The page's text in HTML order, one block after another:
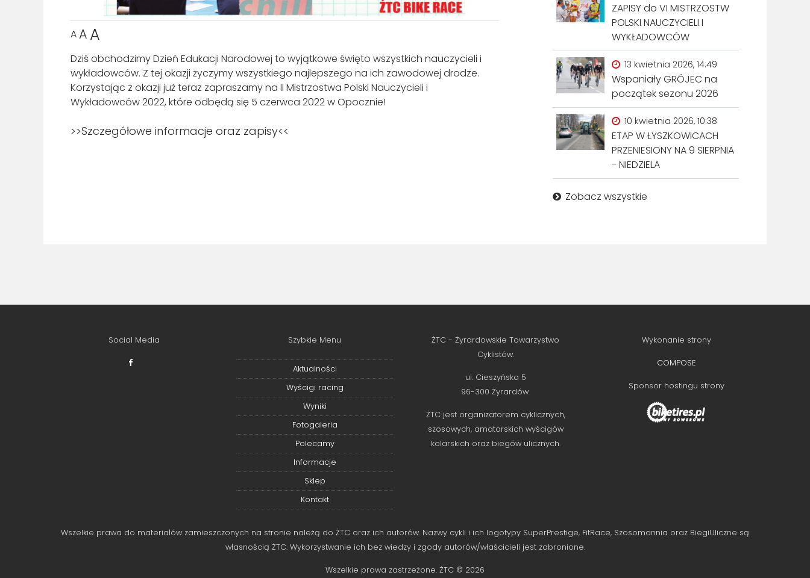
AA A
Dziś obchodzimy Dzień Edukacji Narodowej to wyjątkowe święto wszystkich nauczycieli i
wykładowców. Z tej okazji życzymy wszystkiego najlepszego na ich zawodowej drodze.
Korzystając z okazji już teraz zapraszamy na II Mistrzostwa Polski Nauczycieli i
Wykładowców 2022, które odbędą się 5 czerwca 2022 w Opocznie!
>>Szczegółowe informacje oraz zapisy<<
ZAPISY do VI MISTRZOSTW
POLSKI NAUCZYCIELI I
WYKŁADOWCÓW
13 kwietnia 2026, 14:49
Wspaniały GRÓJEC na
początek sezonu 2026
10 kwietnia 2026, 10:38
ETAP W ŁYSZKOWICACH
PRZENIESIONY NA 9 SIERPNIA
- NIEDZIELA
Zobacz wszystkie
Social Media Szybkie Menu
Aktualności
Wyścigi racing
Wyniki
Fotogaleria
Polecamy
Informacje
Sklep
Kontakt
ŻTC - Żyrardowskie Towarzystwo
Cyklistów.
ul. Cieszyńska 5
96-300 Żyrardów.
ŻTC jest organizatorem cyklicznych,
szosowych, amatorskich wyścigów
kolarskich oraz biegów ulicznych.
Wykonanie strony
COMPOSE
Sponsor hostingu strony
Wszelkie prawa do materiałów zamieszczonych na stronie należą do ŻTC oraz ich autorów. Nazwy cykli i ich logotypy SuperPrestige, FitRace, Szosomannia oraz BiegiUliczne są
własnością ŻTC. Wykorzystwanie ich bez wiedzy i zgody autorów/właścicieli jest zabronione.
Wszelkie prawa zastrzeżone. ŻTC © 2026